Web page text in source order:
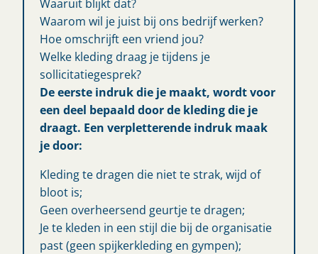
Waaruit blijkt dat?
Waarom wil je juist bij ons bedrijf werken?
Hoe omschrijft een vriend jou?
Welke kleding draag je tijdens je
sollicitatiegesprek?
De eerste indruk die je maakt, wordt voor
een deel bepaald door de kleding die je
draagt. Een verpletterende indruk maak
je door:
Kleding te dragen die niet te strak, wijd of
bloot is;
Geen overheersend geurtje te dragen;
Je te kleden in een stijl die bij de organisatie
past (geen spijkerkleding en gympen);